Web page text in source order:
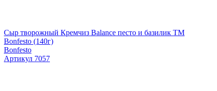
Сыр творожный Кремчиз Balance песто и базилик ТМ
Bonfesto (140г)
Bonfesto
Артикул 7057